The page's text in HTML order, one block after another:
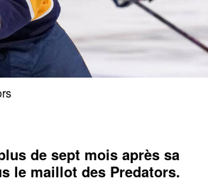
de sept mois après sa
le maillot des Predators.